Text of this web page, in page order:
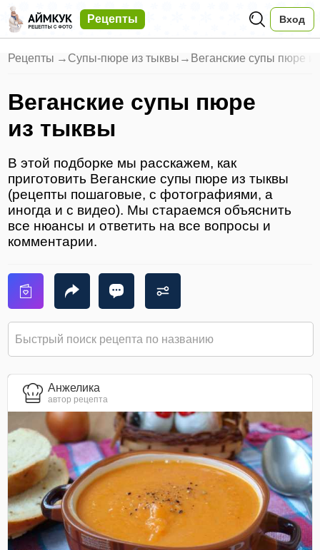
Рецепты Вход
Рецепты → Супы-пюре из тыквы → Веганские супы пюре
Веганские супы пюре
из тыквы
В этой подборке мы расскажем, как
приготовить Веганские супы пюре из тыквы
(рецепты пошаговые, с фотографиями, а
иногда и с видео). Мы стараемся объяснить
все нюансы и ответить на все вопросы и
комментарии.
Анжелика
автор рецепта